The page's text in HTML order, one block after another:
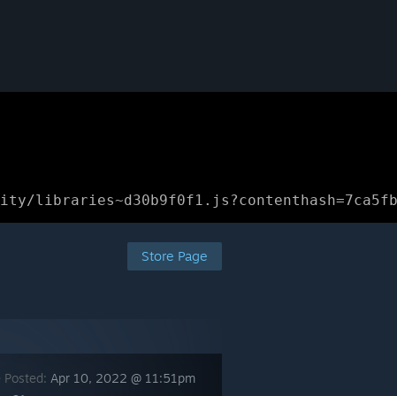
Store Page
Posted: Apr 10, 2022 @ 11:51pm